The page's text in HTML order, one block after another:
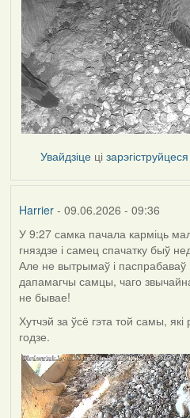
Увайдзіце цізарэгіструйцеся
Harrier- 09.06.2026 - 09:36
У 9:27 самка пачала карміць
гняздзе і самец спачатку быў
Але не вытрымаў і паспрабаваў
дапамагчы самцы, чаго
не бывае!
Хутчэй за ўсё гэта той самы,
годзе.